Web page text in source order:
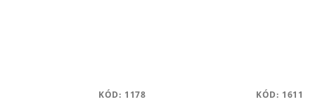
KÓD: 1178 KÓD: 1611